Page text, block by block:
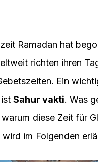
Ramadan hat
richten ihren
Ein
Sahur vakti. Was
diese Zeit für
im Folgenden